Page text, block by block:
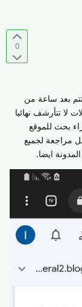
0
بعد ساعة من
اصبحت المقالات لا تتأرشف نهائيا
اجراء بحث للموقع
قمت بعمل مراجعة لجميع
ايضا.